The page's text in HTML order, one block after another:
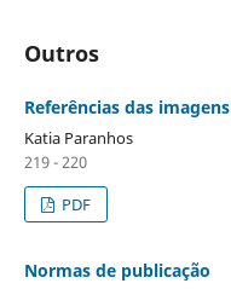
Outros
Referências das imagens
Katia Paranhos
219 - 220
PDF
Normas de publicação